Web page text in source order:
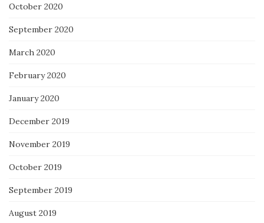
October 2020
September 2020
March 2020
February 2020
January 2020
December 2019
November 2019
October 2019
September 2019
August 2019